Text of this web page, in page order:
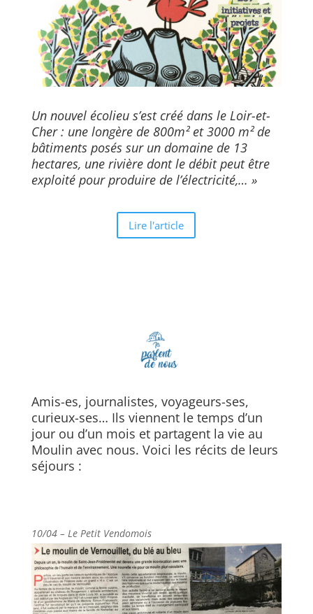
Un nouvel écolieu s’est créé dans le Loir-et-
Cher : une longère de 800m² et 3000 m² de
bâtiments posés sur un domaine de 13
hectares, une rivière dont le débit peut être
exploité pour produire de l’électricité,… »
Lire l'article
Amis-es, journalistes, voyageurs-ses,
curieux-ses… Ils viennent le temps d’un
jour ou d’un mois et partagent la vie au
Moulin avec nous. Voici les récits de leurs
séjours :
10/04 – Le Petit Vendomois